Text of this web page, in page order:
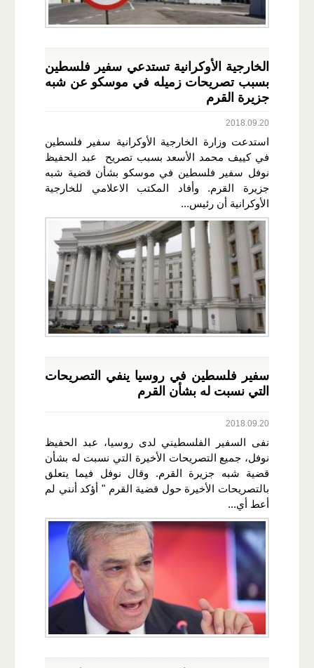
الخارجية الأوكرانية تستدعي سفير فلسطين
بسبب تصريحات زميله في موسكو عن شبه
جزيرة القرم
2018.09.20
استدعت وزارة الخارجية الأوكرانية سفير فلسطين
في كييف محمد الأسعد بسبب تصريح عبد الحفيظ
نوفل سفير فلسطين في موسكو بشأن قضية شبه
جزيرة القرم. وأفاد المكتب الاعلامي للخارجية
الأوكرانية أن رئيس...
سفير فلسطين في روسيا ينفي التصريحات
التي نسبت له بشأن القرم
2018.09.20
نفى السفير الفلسطيني لدى روسيا، عبد الحفيظ
نوفل، جميع التصريحات الأخيرة التي نسبت له بشأن
قضية شبه جزيرة القرم. وقال نوفل فيما يتعلق
بالتصريحات الأخيرة حول قضية القرم " أؤكد أنني لم
أعط أي...